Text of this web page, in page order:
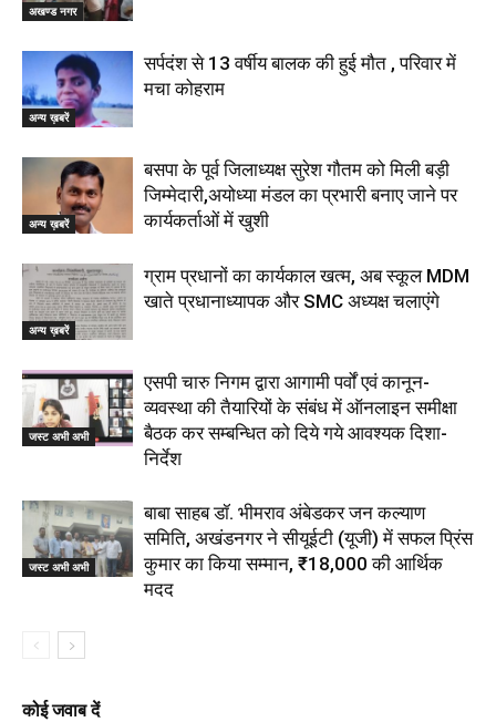
अखण्ड नगर
अन्य ख़बरें
सर्पदंश से 13 वर्षीय बालक की हुई मौत , परिवार में
मचा कोहराम
अन्य ख़बरें
बसपा के पूर्व जिलाध्यक्ष सुरेश गौतम को मिली बड़ी
जिम्मेदारी,अयोध्या मंडल का प्रभारी बनाए जाने पर
कार्यकर्ताओं में खुशी
अन्य ख़बरें
ग्राम प्रधानों का कार्यकाल खत्म, अब स्कूल MDM
खाते प्रधानाध्यापक और SMC अध्यक्ष चलाएंगे
जस्ट अभी अभी
एसपी चारु निगम द्वारा आगामी पर्वों एवं कानून-
व्यवस्था की तैयारियों के संबंध में ऑनलाइन समीक्षा
बैठक कर सम्बन्धित को दिये गये आवश्यक दिशा-
निर्देश
जस्ट अभी अभी
बाबा साहब डॉ. भीमराव अंबेडकर जन कल्याण
समिति, अखंडनगर ने सीयूईटी (यूजी) में सफल प्रिंस
कुमार का किया सम्मान, ₹18,000 की आर्थिक
मदद
कोई जवाब दें